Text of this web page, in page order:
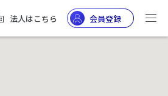
法人はこちら 会員登録